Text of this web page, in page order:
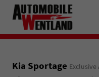
Kia Sportage Exclusive